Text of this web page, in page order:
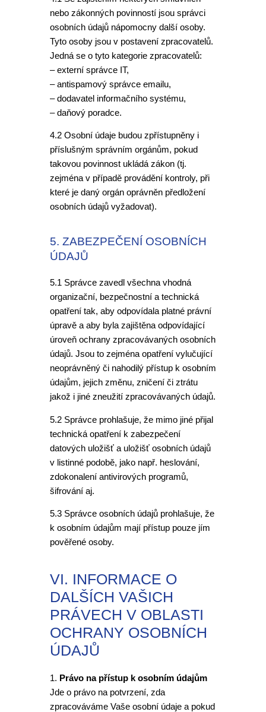
nebo zákonných povinností jsou správci
osobních údajů nápomocny další osoby.
Tyto osoby jsou v postavení zpracovatelů.
Jedná se o tyto kategorie zpracovatelů:
– externí správce IT,
– antispamový správce emailu,
– dodavatel informačního systému,
– daňový poradce.
4.2 Osobní údaje budou zpřístupněny i
příslušným správním orgánům, pokud
takovou povinnost ukládá zákon (tj.
zejména v případě provádění kontroly, při
které je daný orgán oprávněn předložení
osobních údajů vyžadovat).
5. ZABEZPEČENÍ OSOBNÍCH
ÚDAJŮ
5.1 Správce zavedl všechna vhodná
organizační, bezpečnostní a technická
opatření tak, aby odpovídala platné právní
úpravě a aby byla zajištěna odpovídající
úroveň ochrany zpracovávaných osobních
údajů. Jsou to zejména opatření vylučující
neoprávněný či nahodilý přístup k osobním
údajům, jejich změnu, zničení či ztrátu
jakož i jiné zneužití zpracovávaných údajů.
5.2 Správce prohlašuje, že mimo jiné přijal
technická opatření k zabezpečení
datových uložišť a uložišť osobních údajů
v listinné podobě, jako např. heslování,
zdokonalení antivirových programů,
šifrování aj.
5.3 Správce osobních údajů prohlašuje, že
k osobním údajům mají přístup pouze jím
pověřené osoby.
VI. INFORMACE O
DALŠÍCH VAŠICH
PRÁVECH V OBLASTI
OCHRANY OSOBNÍCH
ÚDAJŮ
1. Právo na přístup k osobním údajům
Jde o právo na potvrzení, zda
zpracováváme Vaše osobní údaje a pokud